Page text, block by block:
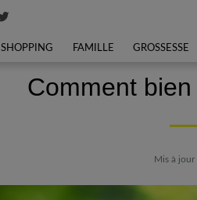
SHOPPING FAMILLE GROSSESSE
Comment
Mis à